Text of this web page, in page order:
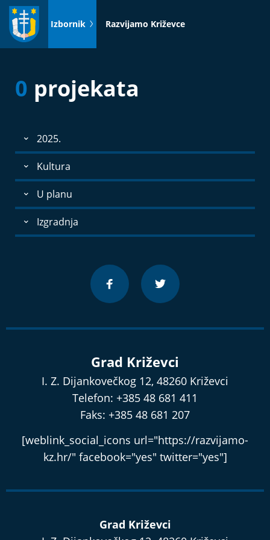
Idi
sadržaj
Izbornik Razvijamo Križevce
0 projekata
2025.
Kultura
U planu
Izgradnja
Grad Križevci
I. Z. Dijankovečkog 12, 48260 Križevci
Telefon: +385 48 681 411
Faks: +385 48 681 207
[weblink_social_icons url="https://razvijamo-
kz.hr/" facebook="yes" twitter="yes"]
Grad Križevci